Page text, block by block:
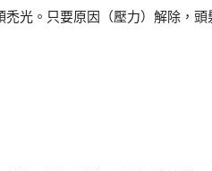
光。只要原因（壓力）解除，